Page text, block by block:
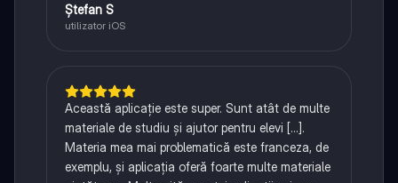
Ștefan S
utilizator iOS
Această aplicație este super. Sunt atât de multe
materiale de studiu și ajutor pentru elevi [...].
Materia mea mai problematică este franceza, de
exemplu, și aplicația oferă foarte multe materiale